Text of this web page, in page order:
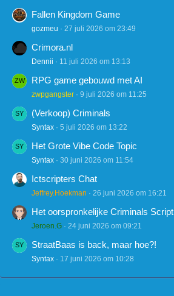
Fallen Kingdom Game
gozmeu 27 juli 2026 om 23:49
Crimora.nl
Dennii 11 juli 2026 om 13:13
RPG game gebouwd met AI
zwpgangster 9 juli 2026 om 11:25
(Verkoop) Criminals
Syntax 5 juli 2026 om 13:22
Het Grote Vibe Code Topic
Syntax 30 juni 2026 om 11:54
Ictscripters Chat
Jeffrey.Hoekman 26 juni 2026 om 16:21
Het oorspronkelijke Criminals Script
Jeroen.G 24 juni 2026 om 09:21
StraatBaas is back, maar hoe?!
Syntax 17 juni 2026 om 10:28